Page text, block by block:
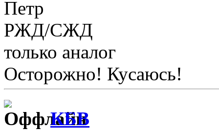
Петр
РЖД/СЖД
только аналог
Осторожно! Кусаюсь!
КБВ